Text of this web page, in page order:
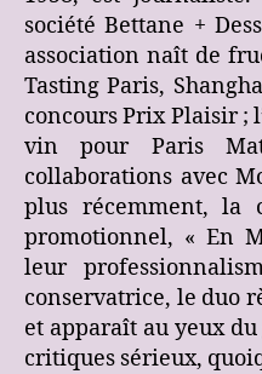
société Bettane +
association naît de
Tasting Paris,
concours Prix Plaisir ;
vin pour Paris
collaborations avec
plus récemment, la
promotionnel, « En
leur
conservatrice, le duo
et apparaît au yeux
critiques sérieux,